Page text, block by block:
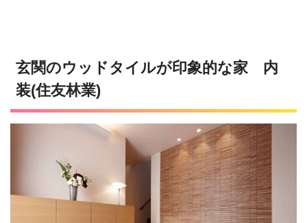
玄関のウッドタイルが印象的な家 内
装(住友林業)